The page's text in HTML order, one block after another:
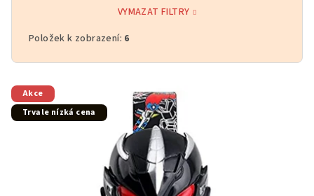
VYMAZAT FILTRY
Položek k zobrazení: 6
V
ý
p
Akce
Trvale nízká cena